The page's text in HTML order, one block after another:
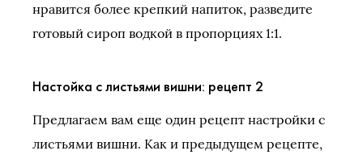
нравится более крепкий напиток, разведите
готовый сироп водкой в пропорциях 1:1.
Настойка с листьями вишни: рецепт 2
Предлагаем вам еще один рецепт настройки с
листьями вишни. Как и предыдущем рецепте,